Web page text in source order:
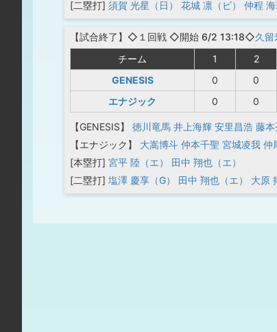
[二塁打] 須賀 光星（日） 花城 凛（ビ） 仲程 海
【試合終了 】◇１回戦 ◇開始 6/2 13:18◇久留
チーム
1 2
GENESIS
0 0
エナジック
0 0
【GENESIS】 徳川竜馬 井上海輝 安里昌浩 藤本
【エナジック】
大嵩博斗 仲本千聖 宮城凌我 仲
[本塁打] 宮平 陸（エ）
田中 翔也（エ）
[二塁打] 塩澤 慶享（G） 田中 翔也（エ） 大原